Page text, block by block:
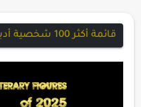
قائمة أكثر 100 شخصية أدبية تأثيرًا في عام 2025